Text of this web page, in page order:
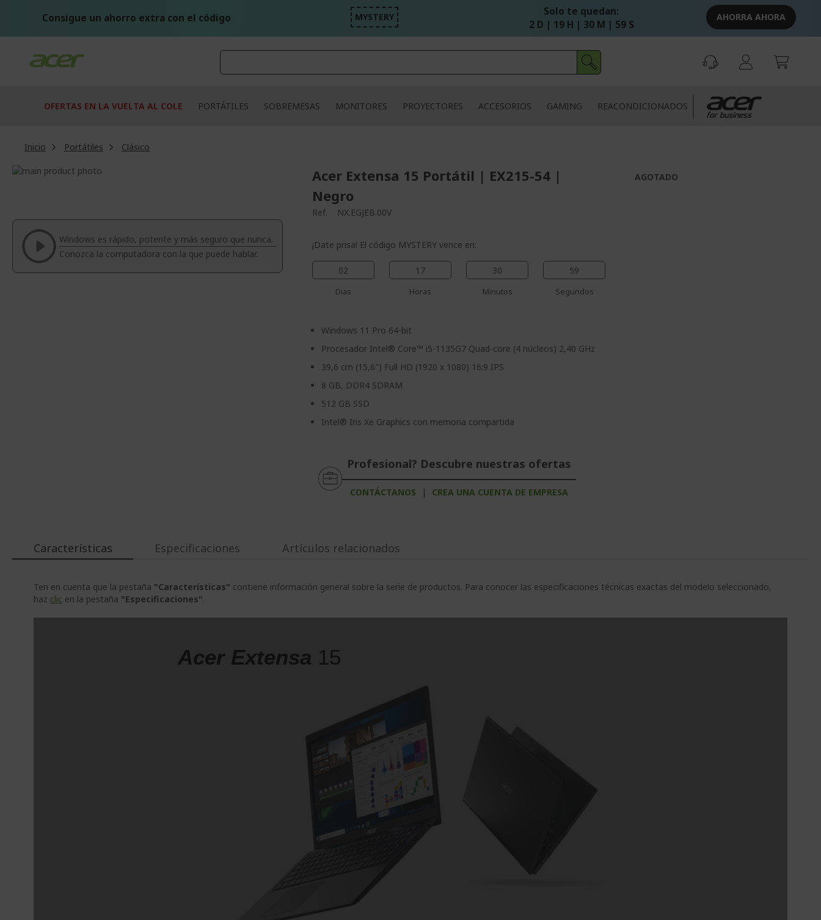
Consigue un ahorro extra con el código MYSTERY
Solo te quedan:
2 D | 19 H | 30 M | 58 S
AHORRA AHORA
OFERTAS EN LA VUELTA AL COLE PORTÁTILES SOBREMESAS MONITORES PROYECTORES ACCESORIOS GAMING REACONDICIONADOS
Inicio Portátiles
Clásico
Saltar
la
galería
imágenes
de
galería
imágenes
Windows es rápido, potente y más seguro que nunca.
Conozca la computadora con la que puede hablar.
Acer Extensa 15 Portátil | EX215-54 |
Negro
Ref. NX.EGJEB.00V
¡Date prisa! El código MYSTERY vence en:
02
Dias
17
Horas
30
Minutos
58
Segundos
Windows 11 Pro 64-bit
Procesador Intel® Core™ i5-1135G7 Quad-core (4 núcleos) 2,40 GHz
39,6 cm (15,6") Full HD (1920 x 1080) 16:9 IPS
8 GB, DDR4 SDRAM
512 GB SSD
Intel® Iris Xe Graphics con memoria compartida
Profesional? Descubre nuestras ofertas
CONTÁCTANOS | CREA UNA CUENTA DE EMPRESA
AGOTADO
Características
Ten en cuenta que la pestaña "Características" contiene información general sobre la serie de productos. Para conocer las especificaciones técnicas exactas del modelo seleccionado,
haz clic en la pestaña "Especificaciones".
Especificaciones Artículos relacionados